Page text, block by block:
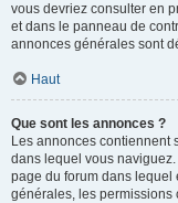
vous devriez consulter en
et dans le panneau de
annonces générales sont
Haut
Que sont les annonces ?
Les annonces contiennent
dans lequel vous
page du forum dans lequel
générales, les permissions